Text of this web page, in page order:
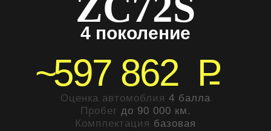
4 поколение
~597 862 P
Оценка автомоблия 4 балла
Пробег до 90 000 км.
Комплектация базовая